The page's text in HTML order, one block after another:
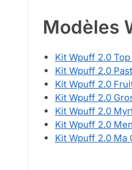
Modèles
Kit Wpuff 2.0
Kit Wpuff 2.0
Kit Wpuff 2.0
Kit Wpuff 2.0
Kit Wpuff 2.0
Kit Wpuff 2.0
Kit Wpuff 2.0 Ma